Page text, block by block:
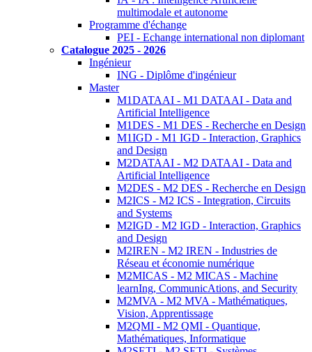
multimodale et autonome
Programme d'échange
PEI - Echange international non diplomant
Catalogue 2025 - 2026
Ingénieur
ING - Diplôme d'ingénieur
Master
M1DATAAI - M1 DATAAI - Data and
Artificial Intelligence
M1DES - M1 DES - Recherche en Design
M1IGD - M1 IGD - Interaction, Graphics
and Design
M2DATAAI - M2 DATAAI - Data and
Artificial Intelligence
M2DES - M2 DES - Recherche en Design
M2ICS - M2 ICS - Integration, Circuits
and Systems
M2IGD - M2 IGD - Interaction, Graphics
and Design
M2IREN - M2 IREN - Industries de
Réseau et économie numérique
M2MICAS - M2 MICAS - Machine
learnIng, CommunicAtions, and Security
M2MVA - M2 MVA - Mathématiques,
Vision, Apprentissage
M2QMI - M2 QMI - Quantique,
Mathématiques, Informatique